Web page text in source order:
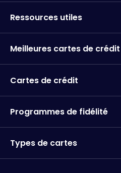
Ressources utiles
Meilleures cartes de crédit
Cartes de crédit
Programmes de fidélité
Types de cartes